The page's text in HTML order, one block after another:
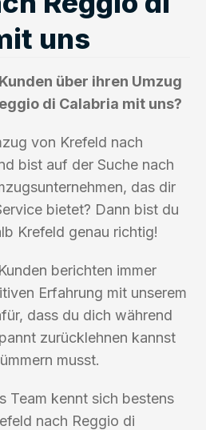
uns
über ihren Umzug
di Calabria mit uns?
von Krefeld nach
bist auf der Suche nach
das dir
bietet? Dann bist du
Krefeld genau richtig!
berichten immer
Erfahrung mit unserem
dass du dich während
zurücklehnen kannst
musst.
Team kennt sich bestens
nach Reggio di